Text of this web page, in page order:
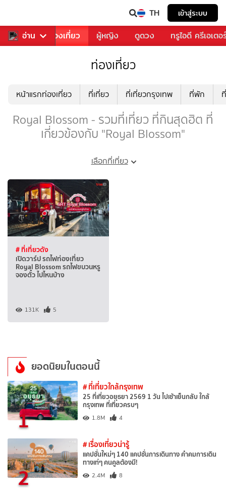
TH เข้าสู่ระบบ
อ่าน
อาหาร ท่องเที่ยว ผู้หญิง ดูดวง ทรูไอดี ครีเอเตอ
ท่องเที่ยว
หน้าแรกท่องเที่ยว ที่เที่ยว ที่เที่ยวกรุงเทพ ที่พัก
Royal Blossom - รวมที่เที่ยว ที่กินสุดฮิต ที่
เกี่ยวข้องกับ "Royal Blossom"
เลือกที่เที่ยว
# ที่เที่ยวดัง
เปิดวาร์ป รถไฟท่องเที่ยว
Royal Blossom รถไฟขบวนหรู
จองตั๋ว ไปไหนบ้าง
131K 5
ยอดนิยมในตอนนี้
1
# ที่เที่ยวใกล้กรุงเทพ
25 ที่เที่ยวอยุธยา 2569 1 วัน ไปเช้าเย็นกลับ ใกล้
กรุงเทพ ที่เที่ยวครบๆ
1.8M 4
2
# เรื่องเที่ยวน่ารู้
แคปชั่นใหม่ๆ 140 แคปชั่นการเดินทาง คำคมการเดิน
ทางเท่ๆ คนคูลต้องมี!
2.4M 8